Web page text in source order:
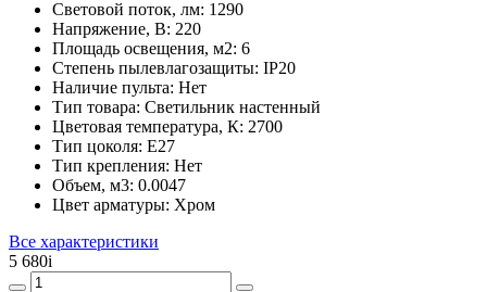
Световой поток, лм: 1290
Напряжение, В: 220
Площадь освещения, м2: 6
Степень пылевлагозащиты: IP20
Наличие пульта: Нет
Тип товара: Светильник настенный
Цветовая температура, К: 2700
Тип цоколя: E27
Тип крепления: Нет
Объем, м3: 0.0047
Цвет арматуры: Хром
Все характеристики
5 680i